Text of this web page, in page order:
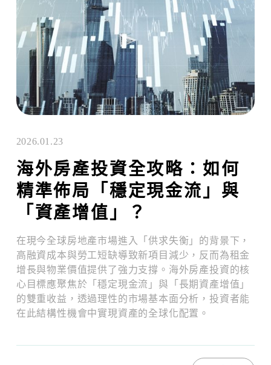
2026.01.23
海外房產投資全攻略：如何
精準佈局「穩定現金流」與
「資產增值」？
在現今全球房地產市場進入「供求失衡」的背景下，
高融資成本與勞工短缺導致新項目減少，反而為租金
增長與物業價值提供了強力支撐。海外房產投資的核
心目標應聚焦於「穩定現金流」與「長期資產增值」
的雙重收益，透過理性的市場基本面分析，投資者能
在此結構性機會中實現資產的全球化配置。